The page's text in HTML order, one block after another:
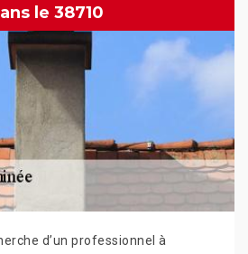
le 38710
d’un professionnel à